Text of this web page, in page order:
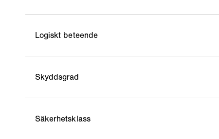
Logiskt beteende
Skyddsgrad
Säkerhetsklass